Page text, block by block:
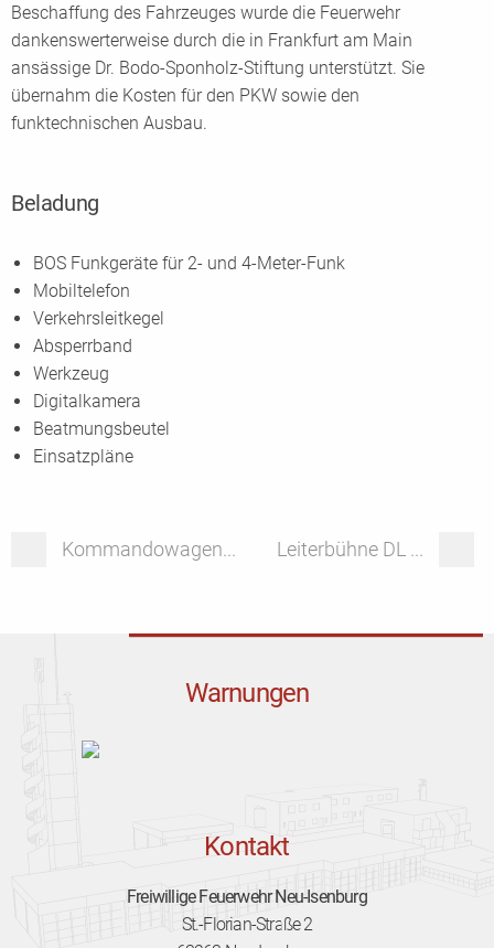
Beschaffung des Fahrzeuges wurde die Feuerwehr
dankenswerterweise durch die in Frankfurt am Main
ansässige Dr. Bodo-Sponholz-Stiftung unterstützt. Sie
übernahm die Kosten für den PKW sowie den
funktechnischen Ausbau.
Beladung
BOS Funkgeräte für 2- und 4-Meter-Funk
Mobiltelefon
Verkehrsleitkegel
Absperrband
Werkzeug
Digitalkamera
Beatmungsbeutel
Einsatzpläne
Kommandowagen... Leiterbühne DL ...
Warnungen
Kontakt
Freiwillige Feuerwehr Neu-Isenburg
St.-Florian-Straße 2